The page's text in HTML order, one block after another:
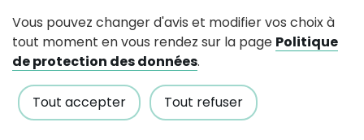
Vous pouvez changer d'avis et modifier vos choix à
tout moment en vous rendez sur la page Politique
de protection des données.
Tout accepter Tout refuser
Mairie de Pouillé-Les-Coteaux
176, rue de la mairie, 44522 Pouillé-Les-